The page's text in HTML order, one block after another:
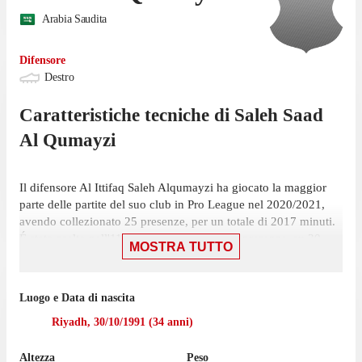
Arabia Saudita
Difensore
Destro
Caratteristiche tecniche di Saleh Saad
Al Qumayzi
Il difensore Al Ittifaq Saleh Alqumayzi ha giocato la maggior
parte delle partite del suo club in Pro League nel 2020/2021,
avendo collezionato 25 presenze, per un totale di 2017 minuti.
É stato scelto nell'11 iniziale in 23 di queste presenze, su 30
giornate, ed è entrato a gara in corso 2 volte.
Ittifaq: una vittoria per 2-1 contro Al Ahli, in cui ha giocato 90
minuti. Ha ricevuto 1 cartellino rosso.
MOSTRA TUTTO
Luogo e Data di nascita
Riyadh, 30/10/1991 (34 anni)
Altezza Peso